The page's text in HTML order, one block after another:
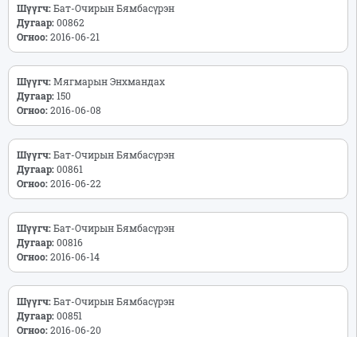
Шүүгч:Бат-Очирын Бямбасүрэн
Дугаар:00862
Огноо:2016-06-21
Шүүгч:Мягмарын Энхмандах
Дугаар:150
Огноо:2016-06-08
Шүүгч:Бат-Очирын Бямбасүрэн
Дугаар:00861
Огноо:2016-06-22
Шүүгч:Бат-Очирын Бямбасүрэн
Дугаар:00816
Огноо:2016-06-14
Шүүгч:Бат-Очирын Бямбасүрэн
Дугаар:00851
Огноо:2016-06-20